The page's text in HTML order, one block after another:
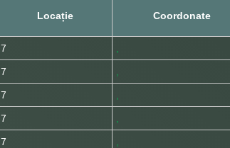
Locație Coordonate
7
7
7
7
7